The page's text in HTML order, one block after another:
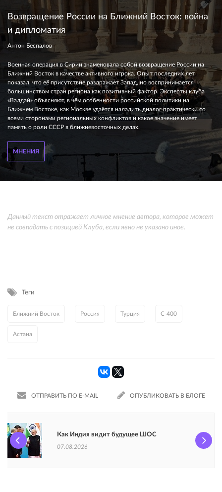
Возвращение России на Ближний Восток: война
и дипломатия
Антон Беспалов
Военная операция в Сирии знаменовала собой возвращение России на
Ближний Восток в качестве активного игрока. Опыт последних лет
показал, что её присутствие раздражает Запад, но воспринимается
большинством стран региона как позитивный фактор. Эксперты клуба
«Валдай» объясняют, в чём особенности российской политики на
Ближнем Востоке, как Москве удаётся наладить диалог практически со
всеми сторонами региональных конфликтов и какое значение имеет
память о роли СССР в ближневосточных делах.
МНЕНИЯ
Данный текст отражает личное мнение автора, которое может
не совпадать с позицией Клуба, если явно не указано иное.
Теги
Ближний Восток Россия Турция С-400
Астана
ОТПРАВИТЬ ПО E-MAIL ОПУБЛИКОВАТЬ В БЛОГЕ
Как Индия видит будущее ШОС
07.08.2026